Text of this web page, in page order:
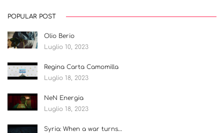
POPULAR POST
Olio Berio
Luglio 10, 2023
Regina Carta Camomilla
Luglio 18, 2023
NeN Energia
Luglio 18, 2023
Syria: When a war turns…